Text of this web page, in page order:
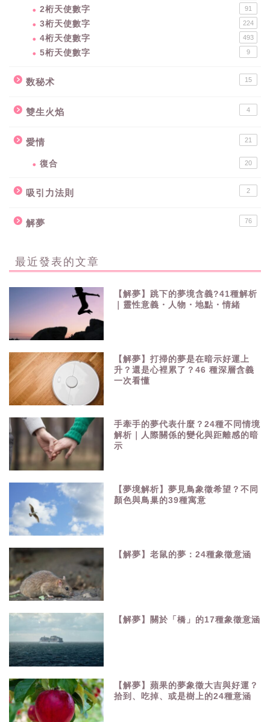
2桁天使數字 91
3桁天使數字 224
4桁天使數字 493
5桁天使數字 9
数秘术 15
雙生火焰 4
愛情 21
復合 20
吸引力法則 2
解夢 76
最近發表的文章
【解夢】跳下的夢境含義?41種解析
｜靈性意義・人物・地點・情緒
【解夢】打掃的夢是在暗示好運上
升？還是心裡累了？46 種深層含義
一次看懂
手牽手的夢代表什麼？24種不同情境
解析｜人際關係的變化與距離感的暗
示
【夢境解析】夢見鳥象徵希望？不同
顏色與鳥巢的39種寓意
【解夢】老鼠的夢：24種象徵意涵
【解夢】關於「橋」的17種象徵意涵
【解夢】蘋果的夢象徵大吉與好運？
拾到、吃掉、或是樹上的24種意涵